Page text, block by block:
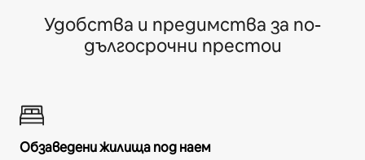
Удобства и предимства за по-
дългосрочни престои
Обзаведени жилища под наем